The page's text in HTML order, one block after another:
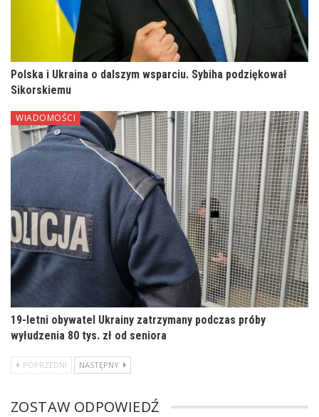
Polska i Ukraina o dalszym wsparciu. Sybiha podziękował
Sikorskiemu
WIADOMOŚCI
19-letni obywatel Ukrainy zatrzymany podczas próby
wyłudzenia 80 tys. zł od seniora
POPRZEDNI NASTĘPNY
ZOSTAW ODPOWIEDŹ